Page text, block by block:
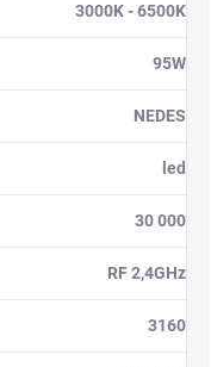
3000K - 6500K
95W
NEDES
led
30 000
RF 2,4GHz
3160